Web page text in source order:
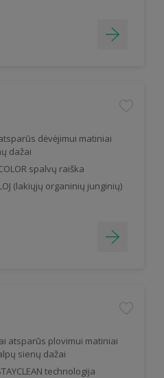
dėvėjimui matiniai
dažai
spalvų raiška
(lakiųjų organinių junginių)
atsparūs plovimui matiniai
sienų dažai
technologija